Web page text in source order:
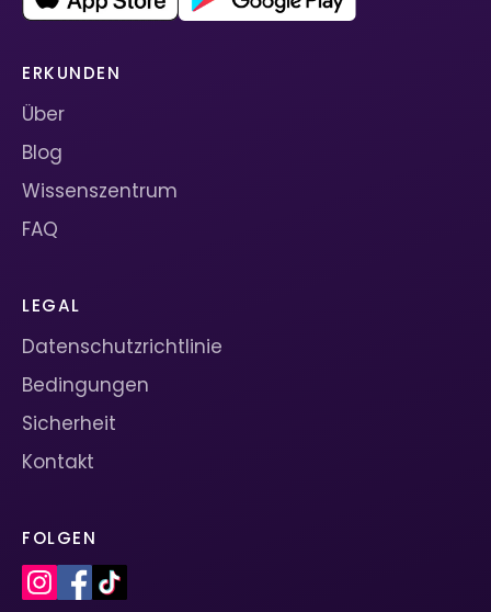
ERKUNDEN
Über
Blog
Wissenszentrum
FAQ
LEGAL
Datenschutzrichtlinie
Bedingungen
Sicherheit
Kontakt
FOLGEN